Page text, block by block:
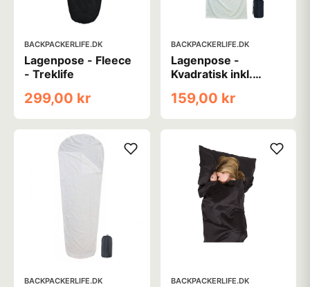
BACKPACKERLIFE.DK
Lagenpose - Fleece
- Treklife
299,00 kr
BACKPACKERLIFE.DK
Lagenpose -
Kvadratisk inkl.
159,00 kr
BACKPACKERLIFE.DK BACKPACKERLIFE.DK